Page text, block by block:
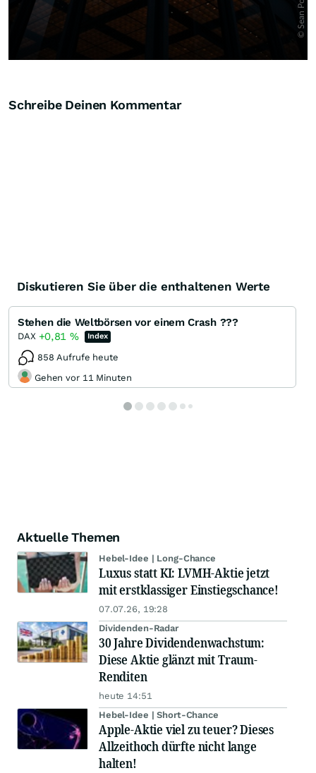
Schreibe Deinen Kommentar
Diskutieren Sie über die enthaltenen Werte
Stehen die Weltbörsen vor einem Crash ???
DAX +0,81 % Index
858 Aufrufe heute
Gehen vor 11 Minuten
Aktuelle Themen
Hebel-Idee | Long-Chance
Luxus statt KI: LVMH-Aktie jetzt
mit erstklassiger Einstiegschance!
07.07.26, 19:28
Dividenden-Radar
30 Jahre Dividendenwachstum:
Diese Aktie glänzt mit Traum-
Renditen
heute 14:51
Hebel-Idee | Short-Chance
Apple-Aktie viel zu teuer? Dieses
Allzeithoch dürfte nicht lange
halten!